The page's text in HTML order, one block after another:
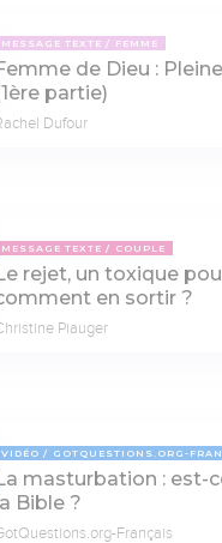
MESSAGE TEXTE FEMME
de Dieu :
partie)
Dufour
MESSAGE TEXTE COUPLE
rejet, un toxique
en sortir ?
Piauger
VIDÉO GOTQUESTIONS.ORG-
masturbation : est-
Bible ?
Français